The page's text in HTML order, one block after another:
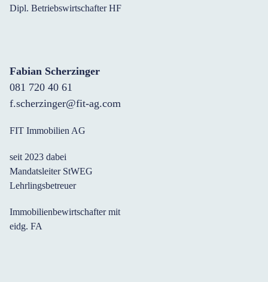
Dipl. Betriebswirtschafter HF
Fabian Scherzinger
081 720 40 61
f.scherzinger@fit-ag.com
FIT Immobilien AG
seit 2023 dabei
Mandatsleiter StWEG
Lehrlingsbetreuer
Immobilienbewirtschafter mit
eidg. FA